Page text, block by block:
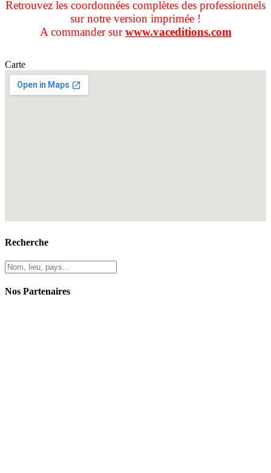
Retrouvez les coordonnées complètes des professionnels
sur notre version imprimée !
A commander surwww.vaceditions.com
Carte
Recherche
Nos Partenaires